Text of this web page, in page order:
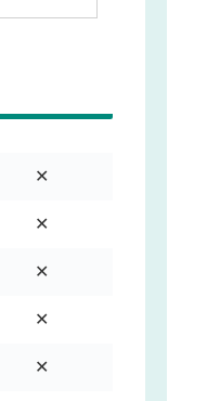
✕
✕
✕
✕
✕